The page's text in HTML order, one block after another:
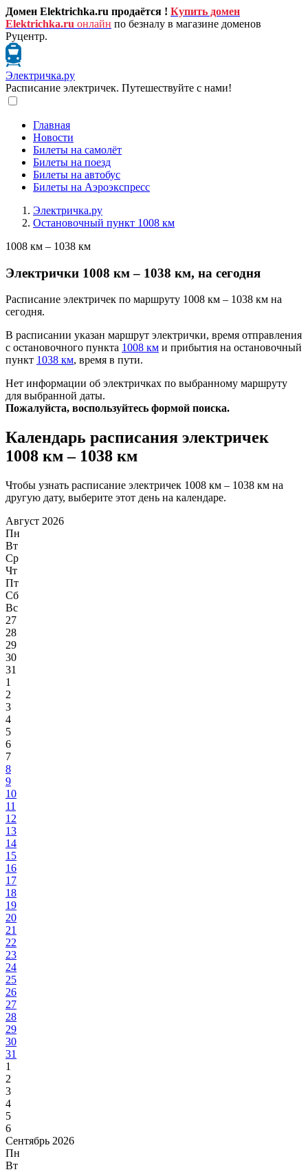
Домен Elektrichka.ru продаётся ! Купить домен
Elektrichka.ru онлайн по безналу в магазине доменов
Руцентр.
Электричка.ру
Расписание электричек. Путешествуйте с нами!
Главная
Новости
Билеты на самолёт
Билеты на поезд
Билеты на автобус
Билеты на Аэроэкспресс
Электричка.ру
Остановочный пункт 1008 км
1008 км – 1038 км
Электрички 1008 км – 1038 км, на сегодня
Расписание электричек по маршруту 1008 км – 1038 км на
сегодня.
В расписании указан маршрут электрички, время отправления
с остановочного пункта 1008 км и прибытия на остановочный
пункт 1038 км, время в пути.
Нет информации об электричках по выбранному маршруту
для выбранной даты.
Пожалуйста, воспользуйтесь формой поиска.
Календарь расписания электричек
1008 км – 1038 км
Чтобы узнать расписание электричек 1008 км – 1038 км на
другую дату, выберите этот день на календаре.
Август 2026
Пн
Вт
Ср
Чт
Пт
Сб
Вс
27
28
29
30
31
1
2
3
4
5
6
7
8
9
10
11
12
13
14
15
16
17
18
19
20
21
22
23
24
25
26
27
28
29
30
31
1
2
3
4
5
6
Сентябрь 2026
Пн
Вт